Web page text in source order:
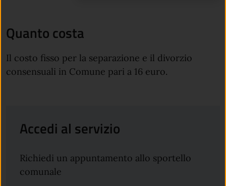
Quanto costa
Il costo fisso per la separazione e il divorzio
consensuali in Comune pari a 16 euro.
Accedi al servizio
Richiedi un appuntamento allo sportello
comunale